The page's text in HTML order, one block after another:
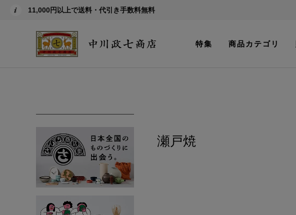
11,000円以上で送料・代引き手数料無料
特集 商品カテゴリ
瀬戸焼